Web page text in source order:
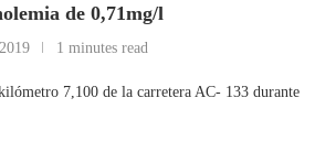
de 0,71mg/l
1 minutes read
7,100 de la carretera AC- 133 durante